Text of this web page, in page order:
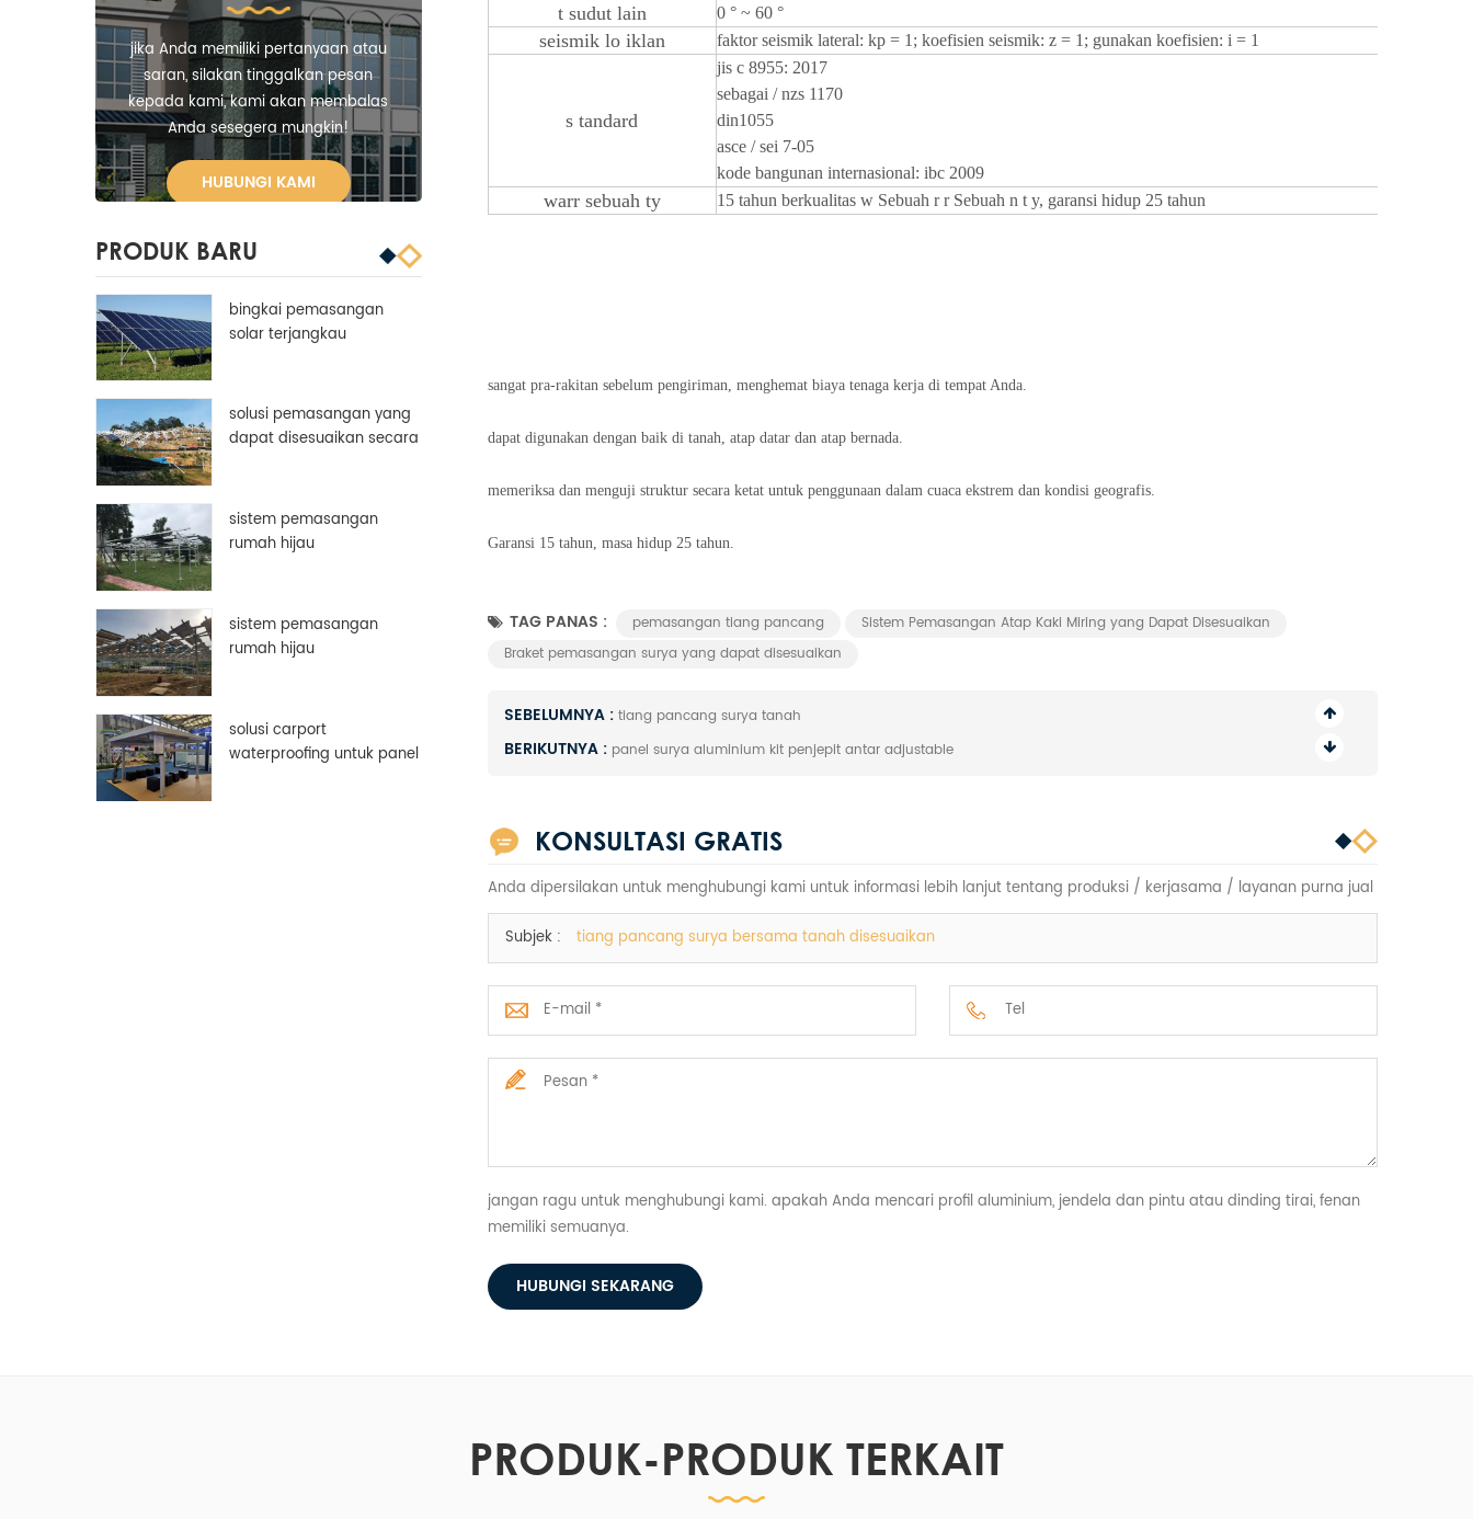
jika Anda memiliki pertanyaan atau
saran, silakan tinggalkan pesan
kepada kami, kami akan membalas
Anda sesegera mungkin!
HUBUNGI KAMI
PRODUK BARU
bingkai pemasangan
solar terjangkau
solusi pemasangan yang
dapat disesuaikan secara
sistem pemasangan
rumah hijau
sistem pemasangan
rumah hijau
solusi carport
waterproofing untuk panel
tsudut lain 0 ° ~ 60 °
seismik loiklan faktor seismik lateral: kp = 1; koefisien seismik: z = 1; gunakan koefisien: i = 1
s tandard
jis c 8955: 2017
sebagai / nzs 1170
din1055
asce / sei 7-05
kode bangunan internasional: ibc 2009
warrsebuah ty 15 tahun berkualitaswSebuah rrSebuah n ty, garansi hidup 25 tahun
sangat pra-rakitan sebelum pengiriman, menghemat biaya tenaga kerja di tempat Anda.
dapat digunakan dengan baik di tanah, atap datar dan atap bernada.
memeriksa dan menguji struktur secara ketat untuk penggunaan dalam cuaca ekstrem dan kondisi geografis.
Garansi 15 tahun, masa hidup 25 tahun.
TAG PANAS : pemasangan tiang pancang
Sistem Pemasangan Atap Kaki Miring yang Dapat Disesuaikan
Braket pemasangan surya yang dapat disesuaikan
SEBELUMNYA : tiang pancang surya tanah
BERIKUTNYA : panel surya aluminium kit penjepit antar adjustable
KONSULTASI GRATIS
Anda dipersilakan untuk menghubungi kami untuk informasi lebih lanjut tentang produksi / kerjasama / layanan purna jual
Subjek : tiang pancang surya bersama tanah disesuaikan
jangan ragu untuk menghubungi kami. apakah Anda mencari profil aluminium, jendela dan pintu atau dinding tirai, fenan
memiliki semuanya.
HUBUNGI SEKARANG
PRODUK-PRODUK TERKAIT